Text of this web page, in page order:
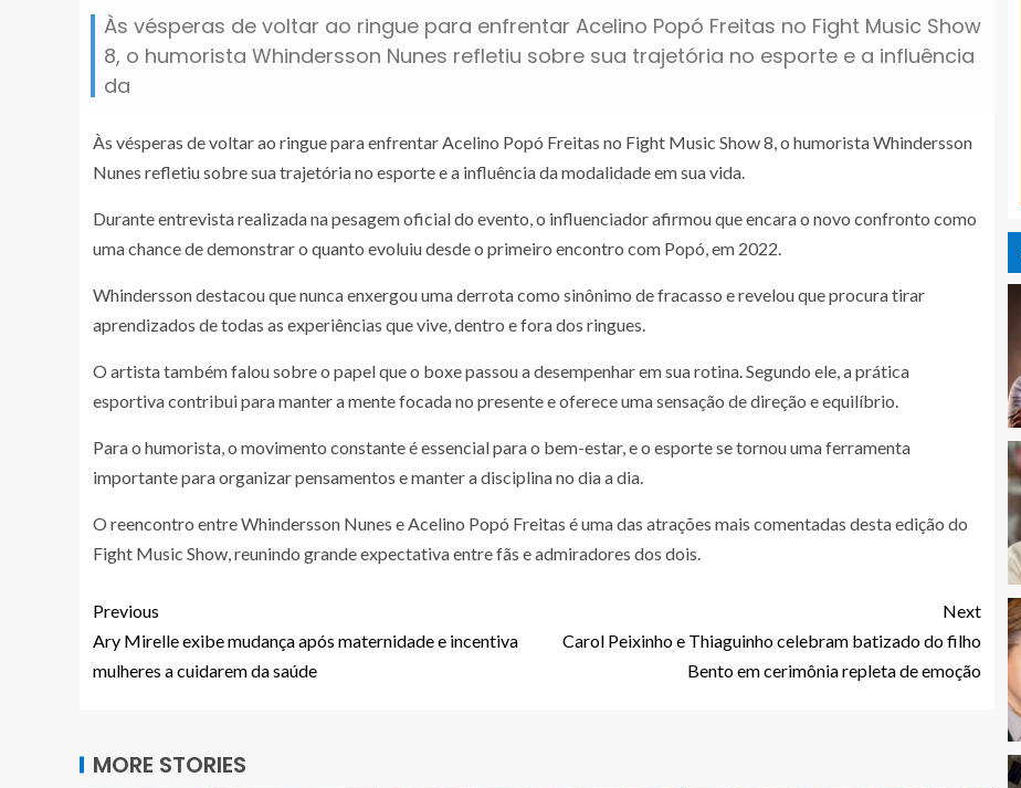
Às vésperas de voltar ao ringue para enfrentar Acelino Popó Freitas no Fight Music Show
8, o humorista Whindersson Nunes refletiu sobre sua trajetória no esporte e a influência
da
Às vésperas de voltar ao ringue para enfrentar Acelino Popó Freitas no Fight Music Show 8, o humorista Whindersson
Nunes refletiu sobre sua trajetória no esporte e a influência da modalidade em sua vida.
Durante entrevista realizada na pesagem oficial do evento, o influenciador afirmou que encara o novo confronto como
uma chance de demonstrar o quanto evoluiu desde o primeiro encontro com Popó, em 2022.
Whindersson destacou que nunca enxergou uma derrota como sinônimo de fracasso e revelou que procura tirar
aprendizados de todas as experiências que vive, dentro e fora dos ringues.
O artista também falou sobre o papel que o boxe passou a desempenhar em sua rotina. Segundo ele, a prática
esportiva contribui para manter a mente focada no presente e oferece uma sensação de direção e equilíbrio.
Para o humorista, o movimento constante é essencial para o bem-estar, e o esporte se tornou uma ferramenta
importante para organizar pensamentos e manter a disciplina no dia a dia.
O reencontro entre Whindersson Nunes e Acelino Popó Freitas é uma das atrações mais comentadas desta edição do
Fight Music Show, reunindo grande expectativa entre fãs e admiradores dos dois.
Previous
Ary Mirelle exibe mudança após maternidade e incentiva
mulheres a cuidarem da saúde
Next
Carol Peixinho e Thiaguinho celebram batizado do filho
Bento em cerimônia repleta de emoção
MORE STORIES